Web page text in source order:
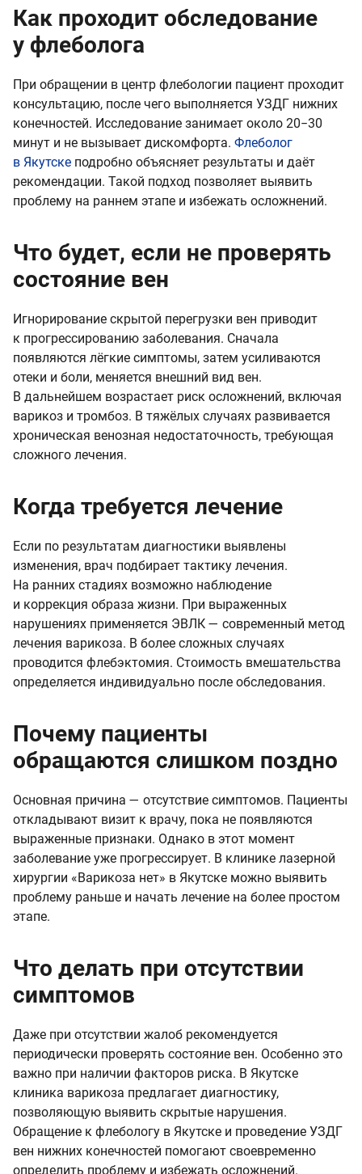
Как проходит обследование
у флеболога
При обращении в центр флебологии пациент проходит
консультацию, после чего выполняется УЗДГ нижних
конечностей. Исследование занимает около 20−30
минут и не вызывает дискомфорта. Флеболог
в Якутске подробно объясняет результаты и даёт
рекомендации. Такой подход позволяет выявить
проблему на раннем этапе и избежать осложнений.
Что будет, если не проверять
состояние вен
Игнорирование скрытой перегрузки вен приводит
к прогрессированию заболевания. Сначала
появляются лёгкие симптомы, затем усиливаются
отеки и боли, меняется внешний вид вен.
В дальнейшем возрастает риск осложнений, включая
варикоз и тромбоз. В тяжёлых случаях развивается
хроническая венозная недостаточность, требующая
сложного лечения.
Когда требуется лечение
Если по результатам диагностики выявлены
изменения, врач подбирает тактику лечения.
На ранних стадиях возможно наблюдение
и коррекция образа жизни. При выраженных
нарушениях применяется ЭВЛК — современный метод
лечения варикоза. В более сложных случаях
проводится флебэктомия. Стоимость вмешательства
определяется индивидуально после обследования.
Почему пациенты
обращаются слишком поздно
Основная причина — отсутствие симптомов. Пациенты
откладывают визит к врачу, пока не появляются
выраженные признаки. Однако в этот момент
заболевание уже прогрессирует. В клинике лазерной
хирургии «Варикоза нет» в Якутске можно выявить
проблему раньше и начать лечение на более простом
этапе.
Что делать при отсутствии
симптомов
Даже при отсутствии жалоб рекомендуется
периодически проверять состояние вен. Особенно это
важно при наличии факторов риска. В Якутске
клиника варикоза предлагает диагностику,
позволяющую выявить скрытые нарушения.
Обращение к флебологу в Якутске и проведение УЗДГ
вен нижних конечностей помогают своевременно
определить проблему и избежать осложнений.